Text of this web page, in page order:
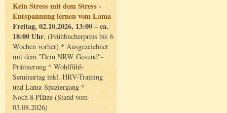
Kein Stress mit dem Stress -
Entspannung lernen vom Lama
Freitag, 02.10.2026, 13:00 – ca.
18:00 Uhr, (Frühbucherpreis bis 6
Wochen vorher) * Ausgezeichnet
mit dem "Dein NRW Gesund"-
Prämierung * Wohlfühl-
Seminartag inkl. HRV-Training
und Lama-Spaziergang *
Noch 8 Plätze (Stand vom
03.08.2026)